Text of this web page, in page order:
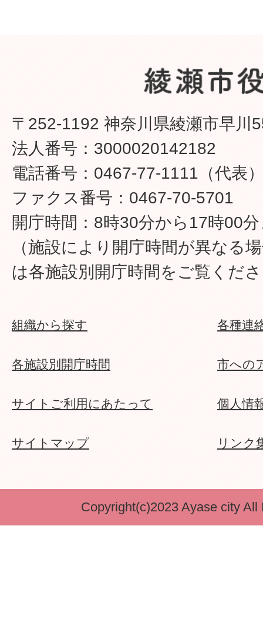
〒252-1192 神奈川県綾瀬市早川
法人番号：3000020142182
電話番号：0467-77-1111（代表
ファクス番号：0467-70-5701
開庁時間：8時30分から17時00
（施設により開庁時間が異なる
は各施設別開庁時間をご覧くだ
組織から探す 各種連
各施設別開庁時間 市への
サイトご利用にあたって 個人情
サイトマップ リンク
Copyright(c)2023 Ayase city